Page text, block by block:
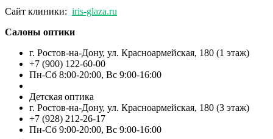
Сайт клиники: iris-glaza.ru
Салоны оптики
г. Ростов-на-Дону, ул. Красноармейская, 180 (1 этаж)
+7 (900) 122-60-00
Пн-Cб 8:00-20:00, Вс 9:00-16:00
Детская оптика
г. Ростов-на-Дону, ул. Красноармейская, 180 (3 этаж)
+7 (928) 212-26-17
Пн-Cб 9:00-20:00, Вс 9:00-16:00